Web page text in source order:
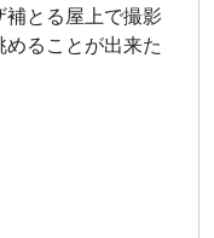
補とる屋上で撮影
ることが出来た